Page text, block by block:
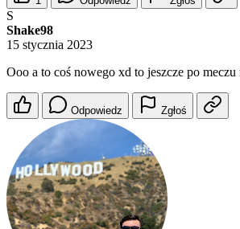
S
Shake98
15 stycznia 2023
Ooo a to coś nowego xd to jeszcze po
Odpowiedz Zgłoś